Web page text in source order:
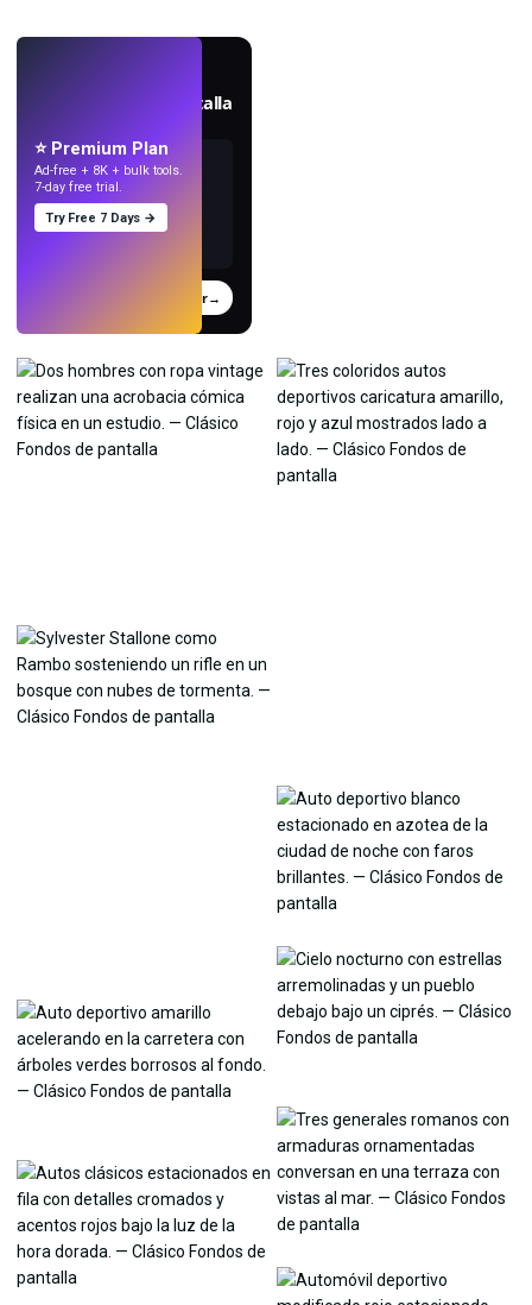
Crea fondos de pantalla
Probar→
⭐ Premium Plan
Ad-free + 8K + bulk tools.
7-day free trial.
Try Free 7 Days →